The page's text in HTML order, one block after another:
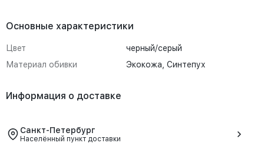
Основные характеристики
Цвет
черный/серый
Материал обивки
Экокожа, Синтепух
Информация о доставке
Санкт-Петербург
Населённый пункт доставки